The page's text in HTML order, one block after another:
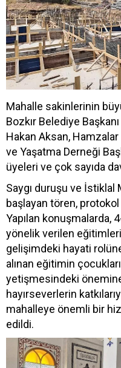
Mahalle sakinlerinin
Bozkır Belediye
Hakan Aksan,
ve Yaşatma Derneği
üyeleri ve çok sayıda
Saygı duruşu ve İstiklal
başlayan tören,
Yapılan konuşmalarda,
yönelik verilen
gelişimdeki hayati
alınan eğitimin
yetişmesindeki
hayırseverlerin
mahalleye önemli bir
edildi.